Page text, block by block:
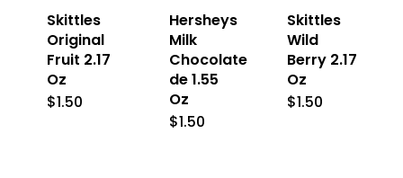
Skittles
Original
Fruit 2.17
Oz
$1.50
Hersheys
Milk
Chocolate
de 1.55
Oz
$1.50
Skittles
Wild
Berry 2.17
Oz
$1.50